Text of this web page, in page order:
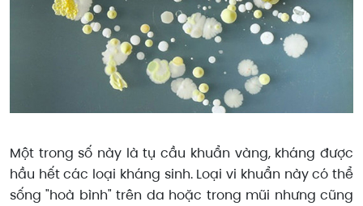
Một trong số này là tụ cầu khuẩn vàng, kháng được
hầu hết các loại kháng sinh. Loại vi khuẩn này có thể
sống "hoà bình" trên da hoặc trong mũi nhưng cũng